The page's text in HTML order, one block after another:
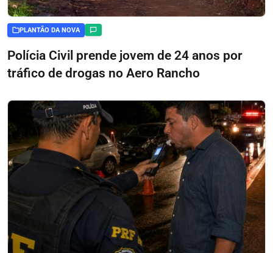
PLANTÃO DA NOVA
Polícia Civil prende jovem de 24 anos por
tráfico de drogas no Aero Rancho